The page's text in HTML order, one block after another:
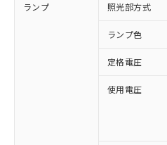
ランプ 照光部方式
ランプ色
定格電圧
使用電圧